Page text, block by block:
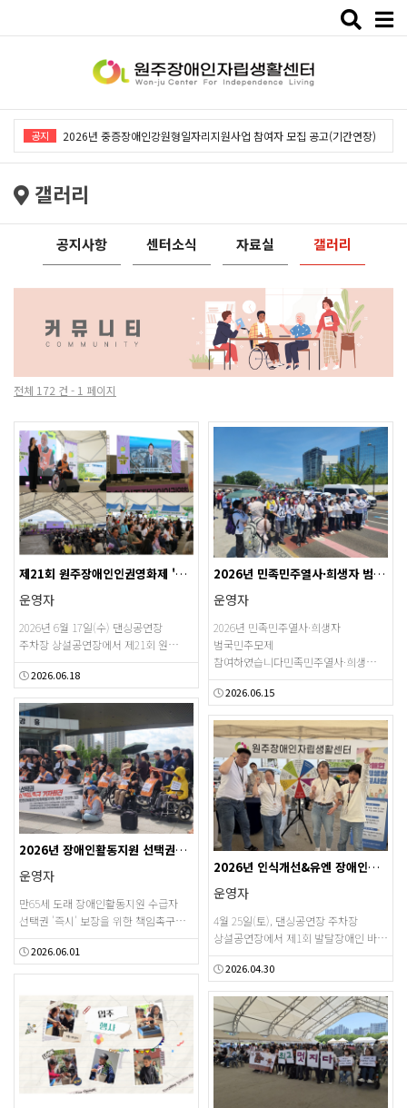
Toggle
공지 2026년 중증장애인강원형일자리지원사업 참여자 모집 공고(기간연장)
2026년 원주장애인자립생활센터 사회복지사 채용공고
2026년 중증장애인동료상담사업 동료상담가 모집공고
2026년 중증장애인강원형일자리지원사업 참여자 모집 공고(기간연장)
2026년 원주장애인자립생활센터 사회복지사 채용공고
2026년 중증장애인동료상담사업 동료상담가 모집공고
2026년 중증장애인강원형일자리사업 참여자 모집 공고
갤러리
공지사항 센터소식 자료실 갤러리
전체 172 건 - 1 페이지
제21회 원주장애인인권영화제 '소통'
운영자
2026년 6월 17일(수) 댄싱공연장
주차장 상설공연장에서 제21회 원…
2026.06.18
2026년 민족민주열사·희생자 범국민추모제
운영자
2026년 민족민주열사·희생자
범국민추모제
참여하였습니다민족민주열사·희생…
2026.06.15
2026년 장애인활동지원 선택권보장 책임촉구 기자회견
운영자
만65세 도래 장애인활동지원 수급자
선택권 '즉시' 보장을 위한 책임촉구…
2026.06.01
2026년 인식개선&유엔 장애인권리협약 캠페인
운영자
4월 25일(토), 댄싱공연장 주차장
상설공연장에서 제1회 발달장애인 바…
2026.04.30